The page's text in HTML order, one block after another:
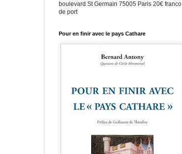
boulevard St Germain 75005 Paris 20€ franco
de port
Pour en finir avec le pays Cathare